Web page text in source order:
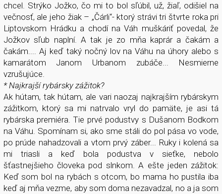
chcel. Strýko Jožko, čo mi to bol sľúbil, už, žiaľ, odišiel na
večnosť, ale jeho žiak – „Čárli“- ktorý strávi tri štvrte roka pri
Liptovskom Hrádku a chodí na Váh muškáriť povedal, že
Jožkov sľub naplní. A tak je zo mňa kaprár a čakám a
čakám.... Aj keď taký nočný lov na Váhu na úhory alebo s
kamarátom Janom Urbanom zubáče... Nesmierne
vzrušujúce.
* Najkrajší rybársky zážitok?
Ak hútam, tak hútam, ale vari naozaj najkrajším rybárskym
zážitkom, ktorý sa mi natrvalo vryl do pamäte, je asi tá
rybárska premiéra. Tie prvé podustvy s Dušanom Bodkom
na Váhu. Spomínam si, ako sme stáli do pol pása vo vode,
po prúde nahadzovali a vtom prvý záber... Ruky i kolená sa
mi triasli a keď bola podustva v sieťke, nebolo
šťastnejšieho človeka pod slnkom. A ešte jeden zážitok:
Keď som bol na rybách s otcom, bo mama ho pustila iba
keď aj mňa vezme, aby som doma nezavadzal, no a ja som